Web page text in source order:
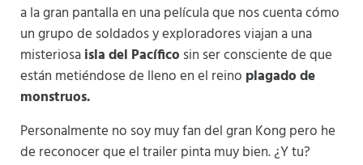
a la gran pantalla en una película que nos cuenta cómo
un grupo de soldados y exploradores viajan a una
misteriosaisla del Pacífico sin ser consciente de que
están metiéndose de lleno en el reino plagado de
monstruos.
Personalmente no soy muy fan del gran Kong pero he
de reconocer que el trailer pinta muy bien. ¿Y tu?